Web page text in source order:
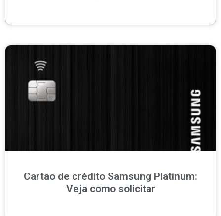
Cartão de crédito Samsung Platinum:
Veja como solicitar